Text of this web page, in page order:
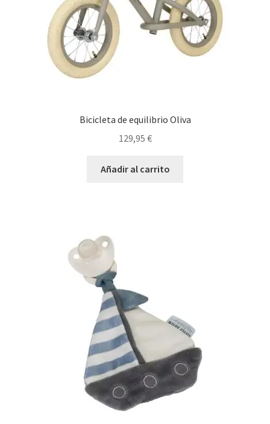
Bicicleta de equilibrio Oliva
129,95 €
Añadir al carrito